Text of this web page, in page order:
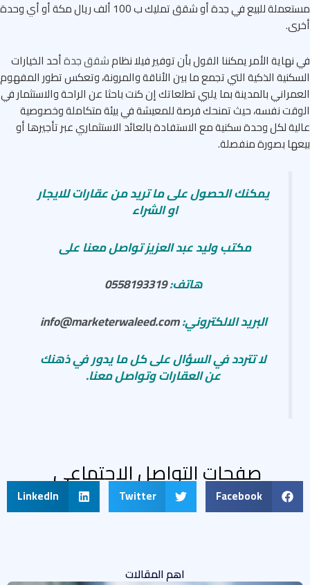
مستعملة للبيع في جدة أو شقق تمليك ب 100 ألف ريال مكة أو أي وحدة
الأمر يمكننا القول بأن توفير فيلا نظامشقق جدةأحد الخيارات
الذكية التي تجمع ما بين الأناقة والمرونة، وتعكس تطور المفهوم
بالمدينة بما يلبي تطلعاتك إن كنت باحثا عن الراحة والاستثمار في
نفسه، حيث تمنحك فرصة للمعيشة في بيئة متكاملة وخصوصية
لكل وحدة سكنية مع الاستفادة بالعائد الاستثماري عبر تأجيرها أو
بصورة منفصلة.
يمكنك الحصول على ما تريد من عقارات للايجار
او الشراء
مكتب وليد عبد العزيز تواصل معنا على
هاتف:0558193319
البريد الالكتروني:info@marketerwaleed.com
لا تتردد في السؤال على كل ما يدور في ذهنك
عن العقارات وتواصل معنا.
صفحات التواصل الاجتماعى
Facebook
Twitter
LinkedIn
اهم المقالات